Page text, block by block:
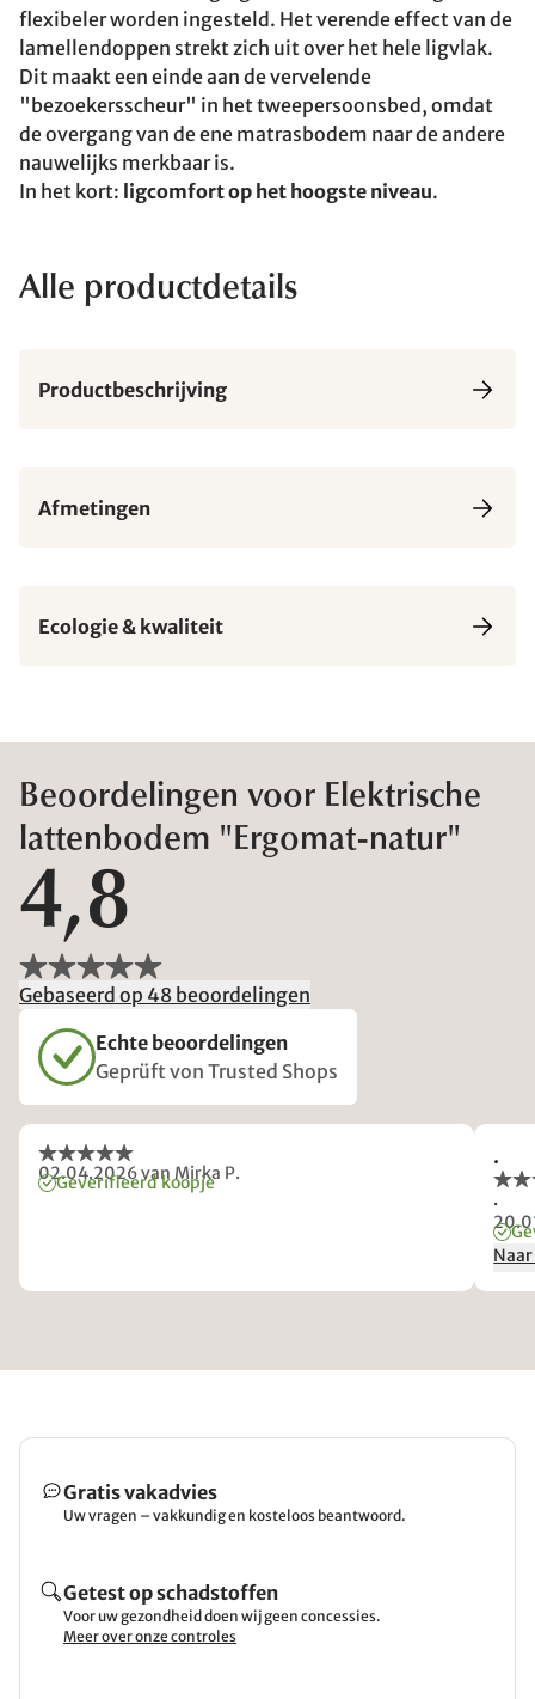
flexibeler worden ingesteld. Het verende effect van de
lamellendoppen strekt zich uit over het hele ligvlak.
Dit maakt een einde aan de vervelende
"bezoekersscheur" in het tweepersoonsbed, omdat
de overgang van de ene matrasbodem naar de andere
nauwelijks merkbaar is.
In het kort: ligcomfort op het hoogste niveau.
Alle productdetails
Productbeschrijving
Afmetingen
Ecologie & kwaliteit
Beoordelingen voor Elektrische
lattenbodem "Ergomat-natur"
4,8
Gebaseerd op 48 beoordelingen
Echte beoordelingen
Geprüft von Trusted Shops
02.04.2026van Mirka P.
Geverifieerd koopje
.
.
Gratis vakadvies
Uw vragen – vakkundig en kosteloos beantwoord.
Getest op schadstoffen
Voor uw gezondheid doen wij geen concessies.
Meer over onze controles